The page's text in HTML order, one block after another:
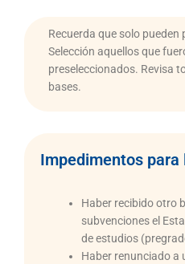
Recuerda que solo
Selección aquellos que
preseleccionados. Revisa
bases.
Impedimentos para
Haber recibido otro
subvenciones el
de estudios
Haber renunciado a